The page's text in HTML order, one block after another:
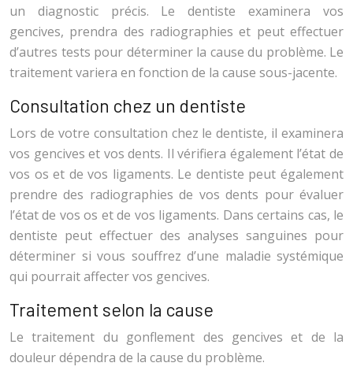
un diagnostic précis. Le dentiste examinera vos
gencives, prendra des radiographies et peut effectuer
d’autres tests pour déterminer la cause du problème. Le
traitement variera en fonction de la cause sous-jacente.
Consultation chez un dentiste
Lors de votre consultation chez le dentiste, il examinera
vos gencives et vos dents. Il vérifiera également l’état de
vos os et de vos ligaments. Le dentiste peut également
prendre des radiographies de vos dents pour évaluer
l’état de vos os et de vos ligaments. Dans certains cas, le
dentiste peut effectuer des analyses sanguines pour
déterminer si vous souffrez d’une maladie systémique
qui pourrait affecter vos gencives.
Traitement selon la cause
Le traitement du gonflement des gencives et de la
douleur dépendra de la cause du problème.